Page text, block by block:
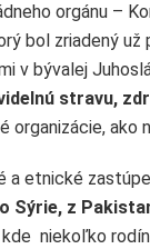
orgánu –
bol zriadený
v bývalej
stravu,
organizácie, ako
a etnické
Sýrie, z
niekoľko